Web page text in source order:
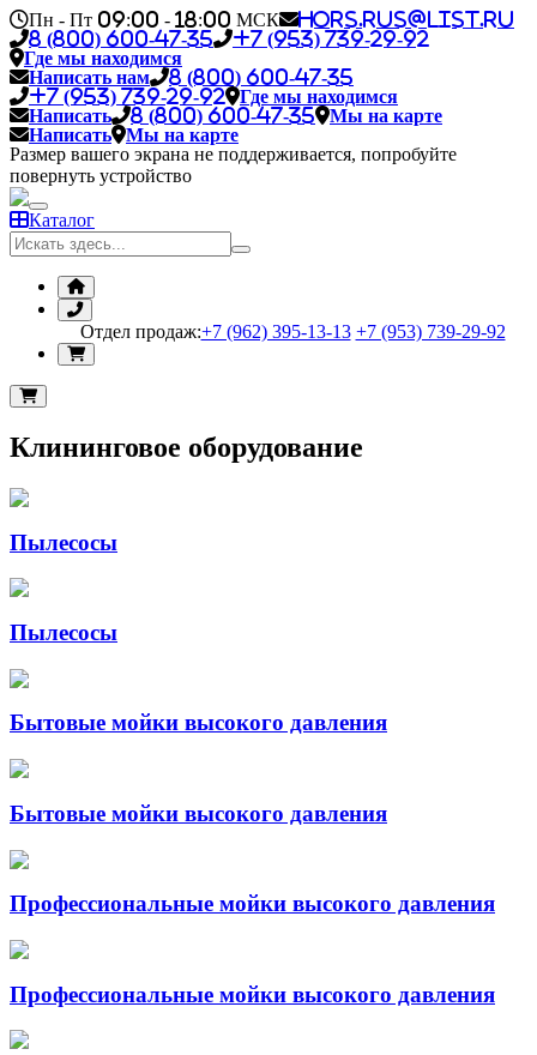
Пн - Пт 09:00 - 18:00 МСК
hors.rus@list.ru
8 (800) 600-47-35
+7 (953) 739-29-92
Где мы находимся
Написать нам
8 (800) 600-47-35
+7 (953) 739-29-92
Где мы находимся
Написать
8 (800) 600-47-35
Мы на карте
Написать
Мы на карте
Размер вашего экрана не поддерживается, попробуйте
повернуть устройство
Каталог
Отдел продаж:+7 (962) 395-13-13 +7 (953) 739-29-92
Клининговое оборудование
Пылесосы
Пылесосы
Бытовые мойки высокого давления
Бытовые мойки высокого давления
Профессиональные мойки высокого давления
Профессиональные мойки высокого давления